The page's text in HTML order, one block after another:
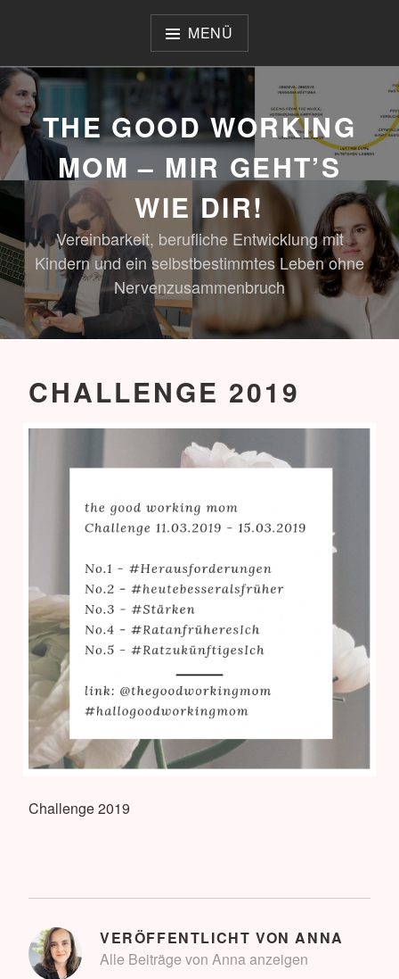
MENÜ
THE GOOD WORKING
MOM – MIR GEHT’S
WIE DIR!
Vereinbarkeit, berufliche Entwicklung mit
Kindern und ein selbstbestimmtes Leben ohne
Nervenzusammenbruch
CHALLENGE 2019
Challenge 2019
VERÖFFENTLICHT VONANNA
Alle Beiträge von Anna anzeigen